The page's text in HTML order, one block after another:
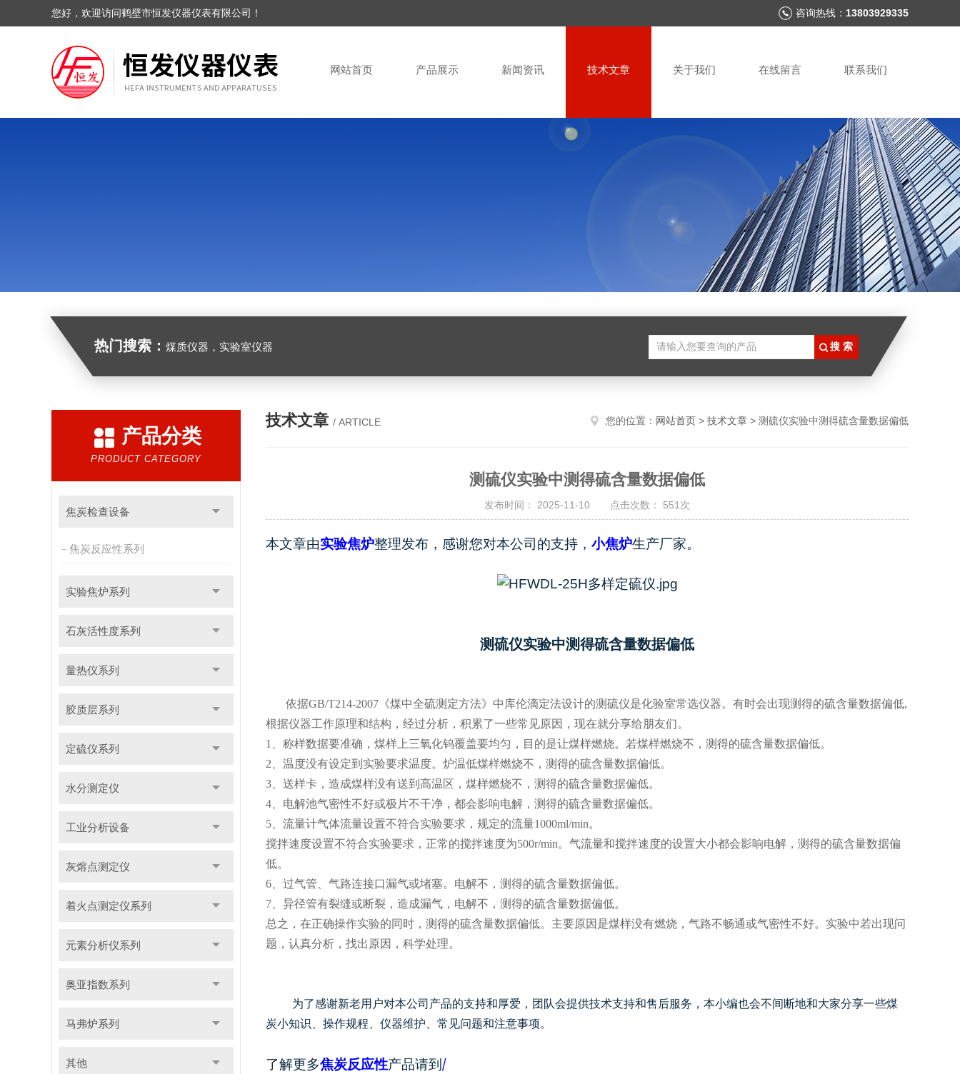
您好，欢迎访问鹤壁市恒发仪器仪表有限公司！ 咨询热线： 13803929335
网站首页 产品展示 新闻资讯 技术文章 关于我们 在线留言 联系我们
热门搜索： 煤质仪器，实验室仪器
产品分类
PRODUCT CATEGORY
焦炭检查设备
焦炭反应性系列
实验焦炉系列
石灰活性度系列
量热仪系列
胶质层系列
定硫仪系列
水分测定仪
工业分析设备
灰熔点测定仪
着火点测定仪系列
元素分析仪系列
奥亚指数系列
马弗炉系列
其他
技术文章 / ARTICLE 您的位置： 网站首页 > 技术文章 > 测硫仪实验中测得硫含量数据偏低
测硫仪实验中测得硫含量数据偏低
发布时间： 2025-11-10 点击次数： 551次
本文章由实验焦炉整理发布，感谢您对本公司的支持， 小焦炉生产厂家。
测硫仪实验中测得硫含量数据偏低
依据GB/T214-2007《煤中全硫测定方法》中库伦滴定法设计的测硫仪是化验室常选仪器。有时会出现测得的硫含量数据偏低,
根据仪器工作原理和结构，经过分析，积累了一些常见原因，现在就分享给朋友们。
1、称样数据要准确，煤样上三氧化钨覆盖要均匀，目的是让煤样燃烧。若煤样燃烧不，测得的硫含量数据偏低。
2、温度没有设定到实验要求温度。炉温低煤样燃烧不，测得的硫含量数据偏低。
3、送样卡，造成煤样没有送到高温区，煤样燃烧不，测得的硫含量数据偏低。
4、电解池气密性不好或极片不干净，都会影响电解，测得的硫含量数据偏低。
5、流量计气体流量设置不符合实验要求，规定的流量1000ml/min。
搅拌速度设置不符合实验要求，正常的搅拌速度为500r/min。气流量和搅拌速度的设置大小都会影响电解，测得的硫含量数据偏
低。
6、过气管、气路连接口漏气或堵塞。电解不，测得的硫含量数据偏低。
7、异径管有裂缝或断裂，造成漏气，电解不，测得的硫含量数据偏低。
总之，在正确操作实验的同时，测得的硫含量数据偏低。主要原因是煤样没有燃烧，气路不畅通或气密性不好。实验中若出现问
题，认真分析，找出原因，科学处理。
为了感谢新老用户对本公司产品的支持和厚爱，团队会提供技术支持和售后服务，本小编也会不间断地和大家分享一些煤
炭小知识、操作规程、仪器维护、常见问题和注意事项。
了解更多焦炭反应性产品请到 /